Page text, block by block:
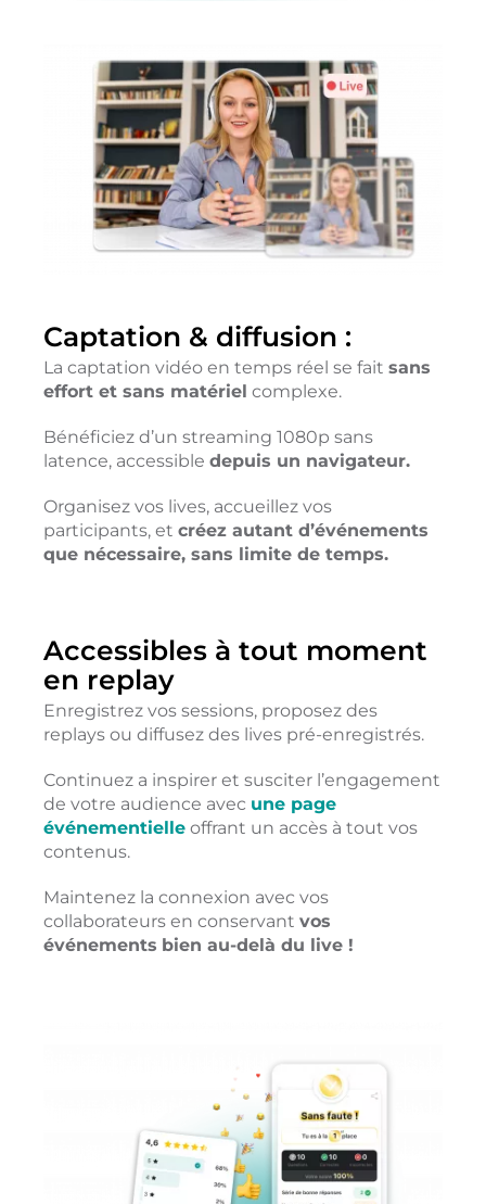
Captation & diffusion :
La captation vidéo en temps réel se fait sans
effort et sans matériel complexe.
Bénéficiez d’un streaming 1080p sans
latence, accessible depuis un navigateur.
Organisez vos lives, accueillez vos
participants, et créez autant d’événements
que nécessaire, sans limite de temps.
Accessibles à tout moment
en replay
Enregistrez vos sessions, proposez des
replays ou diffusez des lives pré-enregistrés.
Continuez a inspirer et susciter l’engagement
de votre audience avec une page
événementielleoffrant un accès à tout vos
contenus.
Maintenez la connexion avec vos
collaborateurs en conservant vos
événements bien au-delà du live !